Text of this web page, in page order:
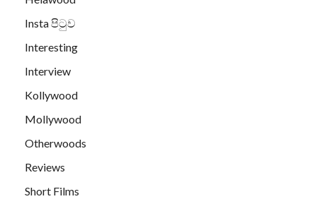
Insta පිටුව
Interesting
Interview
Kollywood
Mollywood
Otherwoods
Reviews
Short Films